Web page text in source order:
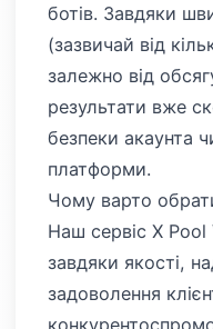
ботів. Завдяки
(зазвичай від
залежно від
результати вже
безпеки акаунта
платформи.
Чому варто
Наш сервіс X Pool
завдяки якості,
задоволення